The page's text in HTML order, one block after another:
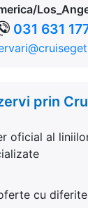
031 631
prin
oficial al
cu